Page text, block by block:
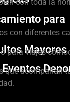
para
con diferentes
Mayores
para viajes
que acompañan